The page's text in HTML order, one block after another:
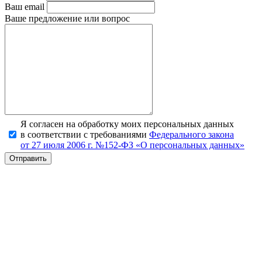
Ваш email
Ваше предложение или вопрос
Я согласен на обработку моих персональных данных
в соответствии с требованиями Федерального закона
от 27 июля 2006 г. №152-ФЗ «О персональных данных»